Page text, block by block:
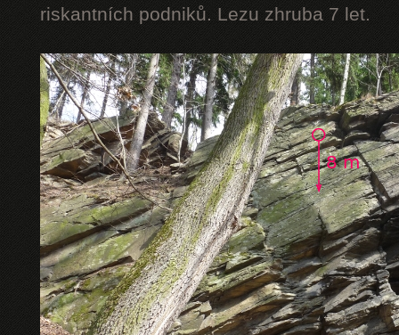
riskantních podniků. Lezu zhruba 7 let.